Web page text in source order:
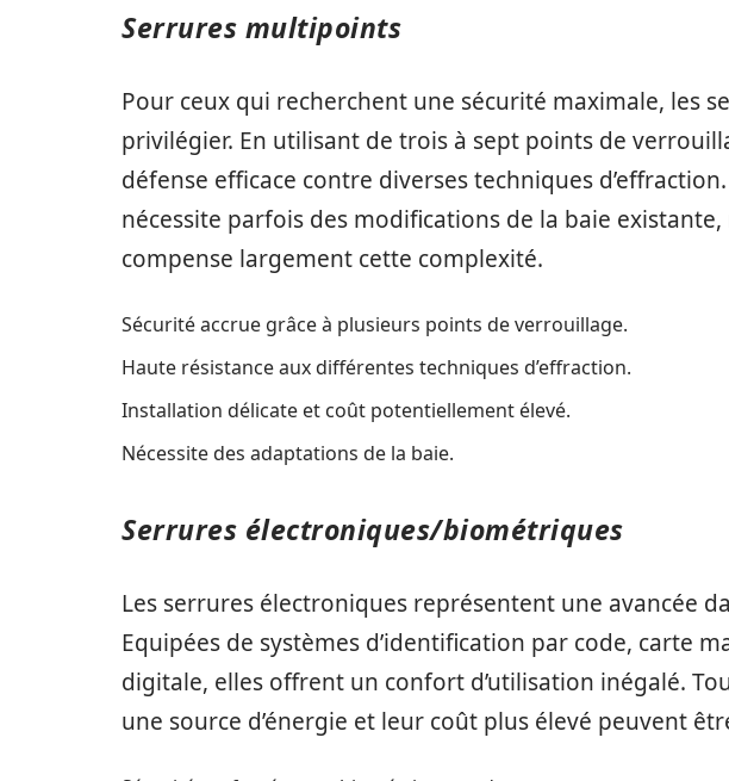
Serrures multipoints
Pour ceux qui recherchent une sécurité maximale, les
privilégier. En utilisant de trois à sept points de
défense efficace contre diverses techniques
nécessite parfois des modifications de la baie
compense largement cette complexité.
Sécurité accrue grâce à plusieurs points de verrouillage.
Haute résistance aux différentes techniques d’effraction.
Installation délicate et coût potentiellement élevé.
Nécessite des adaptations de la baie.
Serrures électroniques/biométriques
Les serrures électroniques représentent une avancée
Equipées de systèmes d’identification par code, carte
digitale, elles offrent un confort d’utilisation inégalé.
une source d’énergie et leur coût plus élevé peuvent